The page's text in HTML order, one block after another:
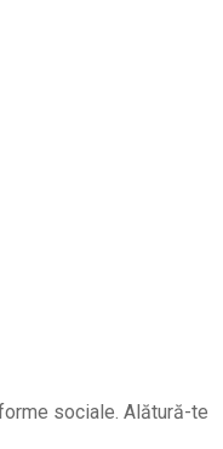
sociale. Alătură-te